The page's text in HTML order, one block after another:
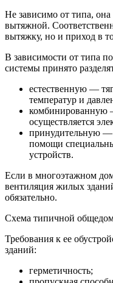
Не зависимо от типа, она
вытяжной.
вытяжку, но и приход в
В зависимости от типа
системы принято
естественную —
температур и
комбинированную
осуществляется
принудительную —
помощи
устройств.
Если в многоэтажном
вентиляция жилых
обязательно.
Схема типичной
Требования к ее
зданий:
герметичность;